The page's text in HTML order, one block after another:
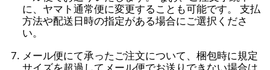
に、ヤマト通常便に変更することも可能です。 支払
方法や配送日時の指定がある場合にご選択くださ
い。
メール便にて承ったご注文について、梱包時に規定